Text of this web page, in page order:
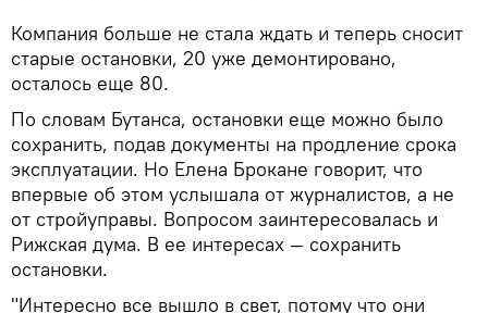
Компания больше не стала ждать и теперь сносит
старые остановки, 20 уже демонтировано,
осталось еще 80.
По словам Бутанса, остановки еще можно было
сохранить, подав документы на продление срока
эксплуатации. Но Елена Брокане говорит, что
впервые об этом услышала от журналистов, а не
от стройуправы. Вопросом заинтересовалась и
Рижская дума. В ее интересах — сохранить
остановки.
"Интересно все вышло в свет, потому что они